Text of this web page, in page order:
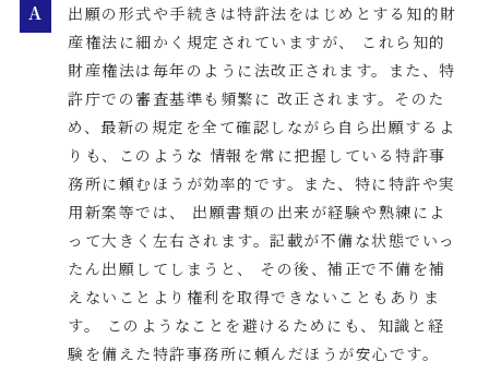
A
出願の形式や手続きは特許法をはじめとする知的財
産権法に細かく規定されていますが、 これら知的
財産権法は毎年のように法改正されます。また、特
許庁での審査基準も頻繁に 改正されます。そのた
め、最新の規定を全て確認しながら自ら出願するよ
りも、このような 情報を常に把握している特許事
務所に頼むほうが効率的です。また、特に特許や実
用新案等では、 出願書類の出来が経験や熟練によ
って大きく左右されます。記載が不備な状態でいっ
たん出願してしまうと、 その後、補正で不備を補
えないことより権利を取得できないこともありま
す。 このようなことを避けるためにも、知識と経
験を備えた特許事務所に頼んだほうが安心です。